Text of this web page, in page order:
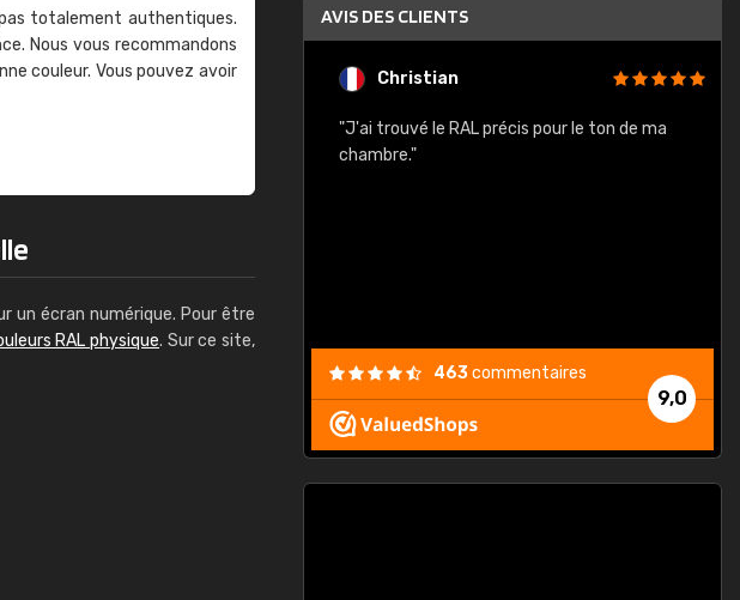
totalement authentiques.
Nous vous recommandons
couleur. Vous pouvez avoir
un écran numérique. Pour être
RAL physique. Sur ce site,
AVIS DES CLIENTS
Euvrard Christian
"J'ai trouvé le RAL précis pour le ton de ma
chambre."
9,0
463commentaires